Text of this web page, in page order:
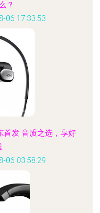
？
06 17:33:53
首发 音质之选，享好
06 03:58:29